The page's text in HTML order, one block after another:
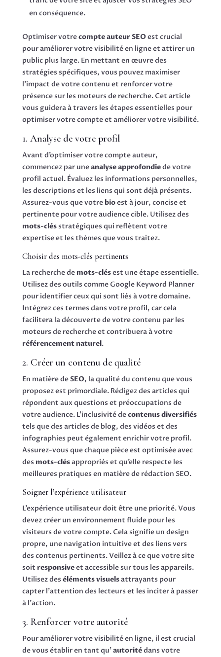
en conséquence.
Optimiser votrecompte auteur SEOest crucial
pour améliorer votre visibilité en ligne et attirer un
public plus large. En mettant en œuvre des
stratégies spécifiques, vous pouvez maximiser
l’impact de votre contenu et renforcer votre
présence sur les moteurs de recherche. Cet article
vous guidera à travers les étapes essentielles pour
optimiser votre compte et améliorer votre visibilité.
1. Analyse de votre profil
Avant d’optimiser votre compte auteur,
commencez par uneanalyse approfondiede votre
profil actuel. Évaluez les informations personnelles,
les descriptions et les liens qui sont déjà présents.
Assurez-vous que votre bioest à jour, concise et
pertinente pour votre audience cible. Utilisez des
mots-clésstratégiques qui reflètent votre
expertise et les thèmes que vous traitez.
Choisir des mots-clés pertinents
La recherche de mots-clésest une étape essentielle.
Utilisez des outils comme Google Keyword Planner
pour identifier ceux qui sont liés à votre domaine.
Intégrez ces termes dans votre profil, car cela
facilitera la découverte de votre contenu par les
moteurs de recherche et contribuera à votre
référencement naturel.
2. Créer un contenu de qualité
En matière deSEO, la qualité du contenu que vous
proposez est primordiale. Rédigez des articles qui
répondent aux questions et préoccupations de
votre audience. L’inclusivité decontenus diversifiés
tels que des articles de blog, des vidéos et des
infographies peut également enrichir votre profil.
Assurez-vous que chaque pièce est optimisée avec
des mots-clésappropriés et qu’elle respecte les
meilleures pratiques en matière de rédaction SEO.
Soigner l’expérience utilisateur
L’expérience utilisateur doit être une priorité. Vous
devez créer un environnement fluide pour les
visiteurs de votre compte. Cela signifie un design
propre, une navigation intuitive et des liens vers
des contenus pertinents. Veillez à ce que votre site
soit responsiveet accessible sur tous les appareils.
Utilisez des éléments visuelsattrayants pour
capter l’attention des lecteurs et les inciter à passer
à l’action.
3. Renforcer votre autorité
Pour améliorer votre visibilité en ligne, il est crucial
de vous établir en tant qu’autoritédans votre